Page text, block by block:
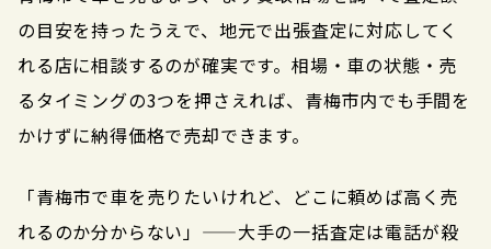
の目安を持ったうえで、地元で出張査定に対応してく
れる店に相談するのが確実です。相場・車の状態・売
るタイミングの3つを押さえれば、青梅市内でも手間を
かけずに納得価格で売却できます。
「青梅市で車を売りたいけれど、どこに頼めば高く売
れるのか分からない」——大手の一括査定は電話が殺